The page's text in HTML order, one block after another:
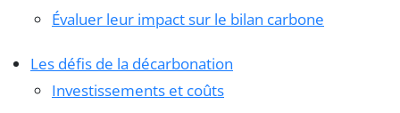
Évaluer leur impact sur le bilan carbone
Les défis de la décarbonation
Investissements et coûts